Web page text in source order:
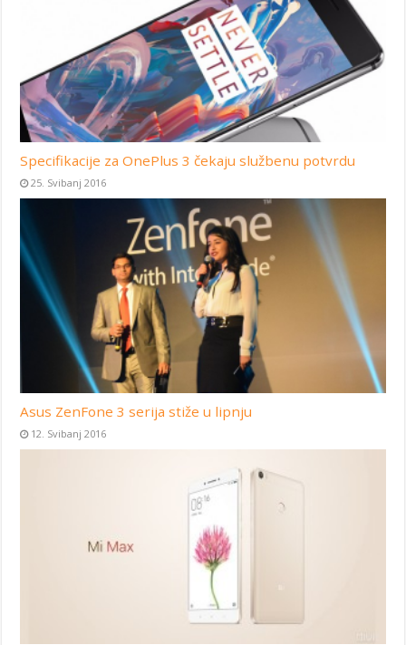
Specifikacije za OnePlus 3 čekaju službenu potvrdu
25. Svibanj 2016
Asus ZenFone 3 serija stiže u lipnju
12. Svibanj 2016